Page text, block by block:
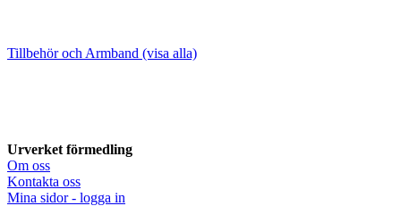
Tillbehör och Armband (visa alla)
Urverket förmedling
Om oss
Kontakta oss
Mina sidor - logga in